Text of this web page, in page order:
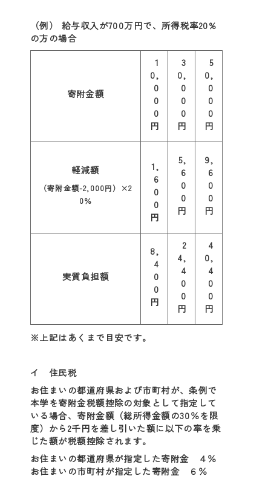
（例） 給与収入が700万円で、所得税率20%
の方の場合
寄附金額
1
0,
0
0
0
円
3
0,
0
0
0
円
5
0,
0
0
0
円
軽減額
（寄附金額-2,000円）×2
0％
1,
6
0
0
円
5,
6
0
0
円
9,
6
0
0
円
実質負担額
8,
4
0
0
円
2
4,
4
0
0
円
4
0,
4
0
0
円
※上記はあくまで目安です。
イ 住民税
お住まいの都道府県および市町村が、条例で
本学を寄附金税額控除の対象として指定して
いる場合、寄附金額（総所得金額の30％を限
度）から2千円を差し引いた額に以下の率を乗
じた額が税額控除されます。
お住まいの都道府県が指定した寄附金 ４％
お住まいの市町村が指定した寄附金 ６％